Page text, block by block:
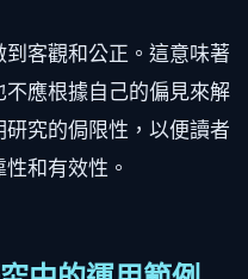
客觀和公正。這意味著
應根據自己的偏見來解
究的侷限性，以便讀者
和有效性。